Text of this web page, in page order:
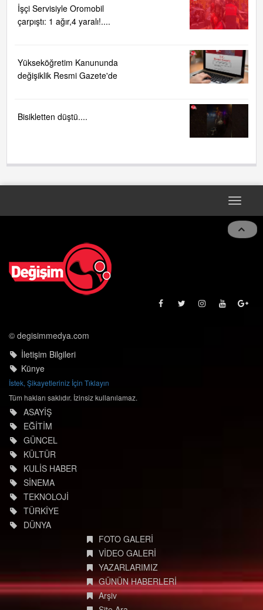
İşçi Servisiyle Oromobil
çarpıştı: 1 ağır,4 yaralı!....
Yükseköğretim Kanununda
değişiklik Resmi Gazete'de
Bisikletten düştü....
Toggle
© degisimmedya.com
İletişim Bilgileri
Künye
İstek, Şikayetleriniz İçin Tıklayın
Tüm hakları saklıdır. İzinsiz kullanılamaz.
ASAYİŞ
EĞİTİM
GÜNCEL
KÜLTÜR
KULİS HABER
SİNEMA
TEKNOLOJİ
TÜRKİYE
DÜNYA
FOTO GALERİ
VİDEO GALERİ
YAZARLARIMIZ
GÜNÜN HABERLERİ
Arşiv